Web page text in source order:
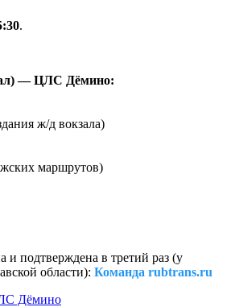
.
— ЦЛС Дёмино:
ж/д вокзала)
маршрутов)
и подтверждена в третий раз (у
области): Команда rubtrans.ru
Дёмино